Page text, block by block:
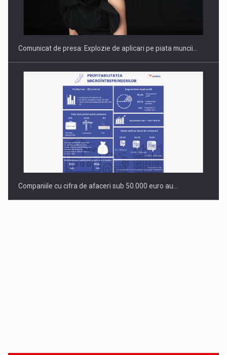
Hard Enduro Piatra Craiului 2026, fueled by benzinariile RO…
Comunicat de presa: Explozie de aplicari pe piata muncii…
Companiile cu cifra de afaceri sub 50.000 euro au…